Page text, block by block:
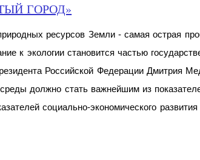
ГОРОД»
ресурсов Земли - самая острая
к экологии становится частью
Российской Федерации Дмитрия
должно стать важнейшим из
социально-экономического развития